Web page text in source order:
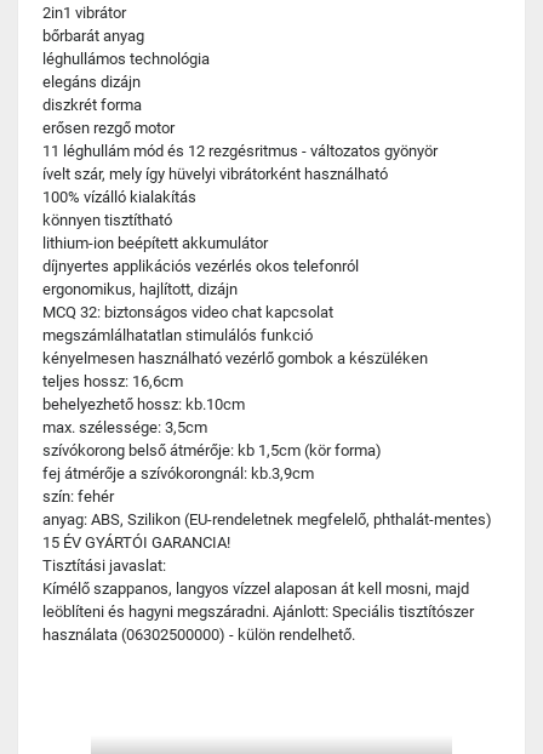
2in1 vibrátor
bőrbarát anyag
léghullámos technológia
elegáns dizájn
diszkrét forma
erősen rezgő motor
11 léghullám mód és 12 rezgésritmus - változatos gyönyör
ívelt szár, mely így hüvelyi vibrátorként használható
100% vízálló kialakítás
könnyen tisztítható
lithium-ion beépített akkumulátor
díjnyertes applikációs vezérlés okos telefonról
ergonomikus, hajlított, dizájn
MCQ 32: biztonságos video chat kapcsolat
megszámlálhatatlan stimulálós funkció
kényelmesen használható vezérlő gombok a készüléken
teljes hossz: 16,6cm
behelyezhető hossz: kb.10cm
max. szélessége: 3,5cm
szívókorong belső átmérője: kb 1,5cm (kör forma)
fej átmérője a szívókorongnál: kb.3,9cm
szín: fehér
anyag: ABS, Szilikon (EU-rendeletnek megfelelő, phthalát-mentes)
15 ÉV GYÁRTÓI GARANCIA!
Tisztítási javaslat:
Kímélő szappanos, langyos vízzel alaposan át kell mosni, majd
leöblíteni és hagyni megszáradni. Ajánlott: Speciális tisztítószer
használata (06302500000) - külön rendelhető.